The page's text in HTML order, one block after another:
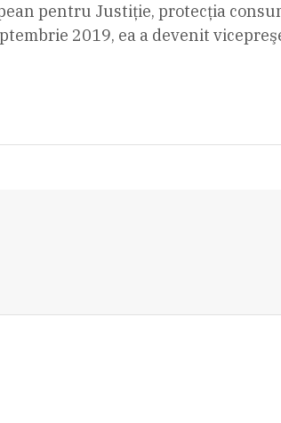
pentru Justiție, protecția
2019, ea a devenit